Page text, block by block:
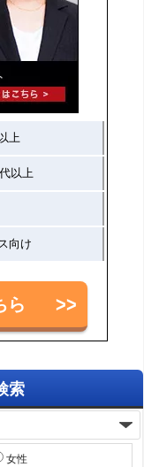
上
以上
向け
ら
索
女性